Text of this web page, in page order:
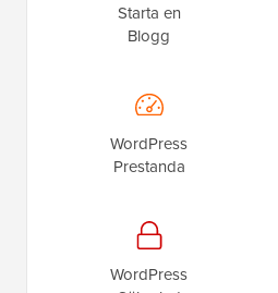
Starta en
Blogg
WordPress
Prestanda
WordPress